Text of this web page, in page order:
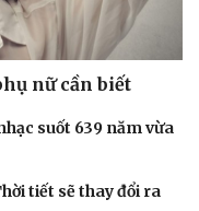
tâm hồn
nữ cần biết
suốt 639 năm vừa
tiết sẽ thay đổi ra